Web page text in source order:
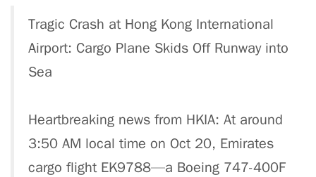
Tragic Crash at Hong Kong International
Airport: Cargo Plane Skids Off Runway into
Sea
Heartbreaking news from HKIA: At around
3:50 AM local time on Oct 20, Emirates
cargo flight EK9788—a Boeing 747-400F